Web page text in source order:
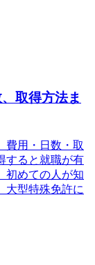
取得方法ま
費用・日数・取
すると就職が有
初めての人が知
大型特殊免許に